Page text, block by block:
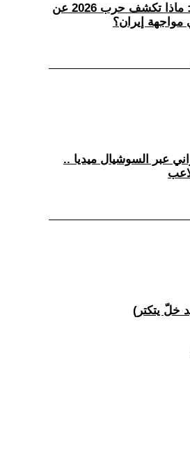
(3) بين الحسم والتوازن: ماذا تكشف حرب 2026 عن
مواجهة إيران؟
عبر السوشيال ميديا ..